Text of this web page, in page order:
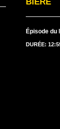
Épisode du
DURÉE: